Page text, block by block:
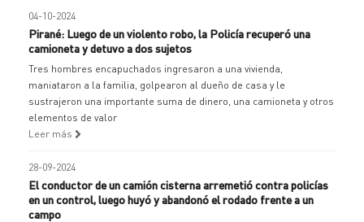
04-10-2024
Pirané: Luego de un violento robo, la Policía recuperó una
camioneta y detuvo a dos sujetos
Tres hombres encapuchados ingresaron a una vivienda,
maniataron a la familia, golpearon al dueño de casa y le
sustrajeron una importante suma de dinero, una camioneta y otros
elementos de valor
Leer más
28-09-2024
El conductor de un camión cisterna arremetió contra policías
en un control, luego huyó y abandonó el rodado frente a un
campo